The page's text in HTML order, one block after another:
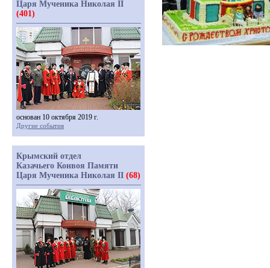
Царя Мученика Николая II
(401)
основан 10 октября 2019 г.
Другие события
Крымский отдел
Казачьего Конвоя Памяти
Царя Мученика Николая II (68)